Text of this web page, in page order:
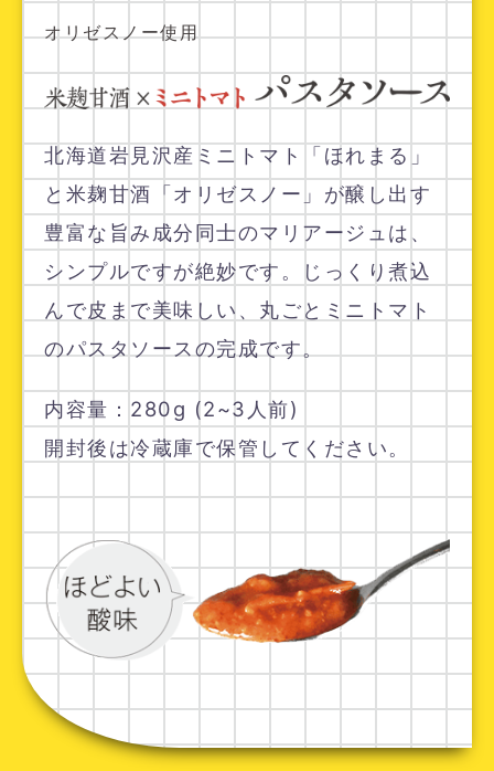
オリゼスノー使用
北海道岩見沢産ミニトマト「ほれまる」
と米麹甘酒「オリゼスノー」が醸し出す
豊富な旨み成分同士のマリアージュは、
シンプルですが絶妙です。じっくり煮込
んで皮まで美味しい、丸ごとミニトマト
のパスタソースの完成です。
内容量：280g (2~3人前)
開封後は冷蔵庫で保管してください。